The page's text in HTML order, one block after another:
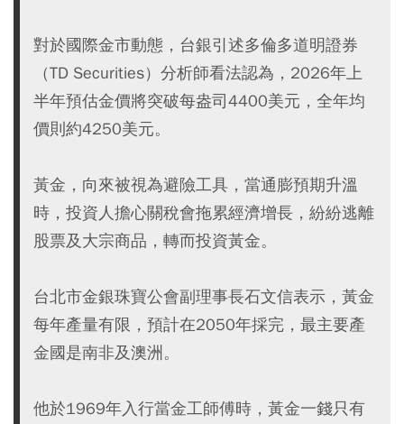
對於國際金市動態，台銀引述多倫多道明證券
（TD Securities）分析師看法認為，2026年上
半年預估金價將突破每盎司4400美元，全年均
價則約4250美元。
黃金，向來被視為避險工具，當通膨預期升溫
時，投資人擔心關稅會拖累經濟增長，紛紛逃離
股票及大宗商品，轉而投資黃金。
台北市金銀珠寶公會副理事長石文信表示，黃金
每年產量有限，預計在2050年採完，最主要產
金國是南非及澳洲。
他於1969年入行當金工師傅時，黃金一錢只有